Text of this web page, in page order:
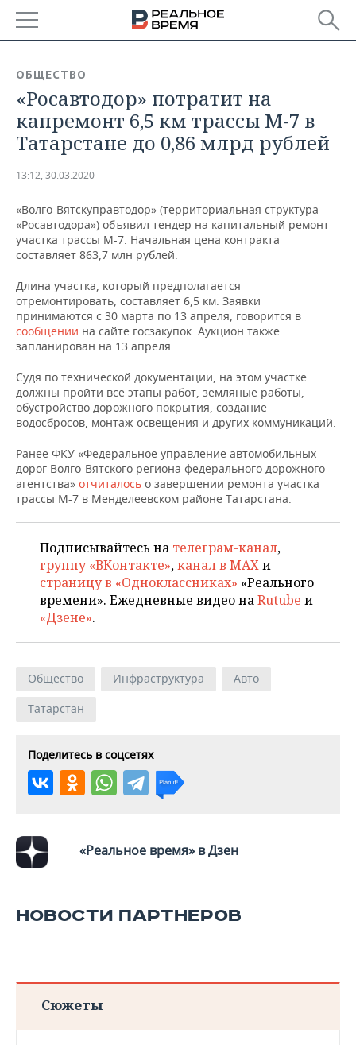
БАШКОРТОСТАН
ТАТАРСТАН
НОВОСТИ
АНАЛИТИКА
ДЕКЛАРАЦИИ О ДОХОДАХ
КОРОЛИ ГОСЗАКАЗА ПФО
КОМУ ПРИНАДЛЕЖАТ
ТОРГОВЫЕ ЦЕНТРЫ
ТАТАРСТАНА
НОВОСТИ ЭКОНОМИКИ
ФИНАНСЫ
БЮДЖЕТ
ИНВЕСТИЦИИ
ПРОМЫШЛЕННОСТЬ
НОВОСТИ
ПРОМЫШЛЕННОСТИ
АГРОПРОМ
МАШИНОСТРОЕНИЕ
НЕФТЬ
ЭНЕРГЕТИКА
НЕДВИЖИМОСТЬ
НОВОСТИ АВТО
БИЗНЕС
НОВОСТИ БИЗНЕСА
РОЗНИЧНАЯ ТОРГОВЛЯ
ТРАНСПОРТ
УСЛУГИ
ТЕХНОЛОГИИ
НОВОСТИ ТЕХНОЛОГИЙ
IT
МЕДИА
ТЕЛЕКОММУНИКАЦИИ
МЕРОПРИЯТИЯ
НОВОСТИ МЕРОПРИЯТИЙ
ВЫЕЗДНАЯ РЕДАКЦИЯ
БИЗНЕС-БРАНЧИ
ОТКРЫТАЯ ЛЕКЦИЯ
СПОРТ
НОВОСТИ СПОРТА
ФУТБОЛ
БАСКЕТБОЛ
ВОЛЕЙБОЛ
КИБЕРСПОРТ
ФИГУРНОЕ КАТАНИЕ
ВОДНЫЕ ВИДЫ СПОРТА
ХОККЕЙ С МЯЧОМ
ОБЩЕСТВО
НОВОСТИ ОБЩЕСТВА
ИНФРАСТРУКТУРА
ИСТОРИЯ
КУЛЬТУРА
МЕДИЦИНА
ОБРАЗОВАНИЕ
ПРОИСШЕСТВИЯ
ФОТОГАЛЕРЕЯ
СПРАВОЧНИК
СПИСОК ПЕРСОН
СПИСОК КОМПАНИЙ
ПОЛНАЯ ВЕРСИЯ
ОБЩЕСТВО
«Росавтодор» потратит на
капремонт 6,5 км трассы М-7 в
Татарстане до 0,86 млрд рублей
13:12, 30.03.2020
«Волго-Вятскуправтодор» (территориальная структура
«Росавтодора») объявил тендер на капитальный ремонт
участка трассы М-7. Начальная цена контракта
составляет 863,7 млн рублей.
Длина участка, который предполагается
отремонтировать, составляет 6,5 км. Заявки
принимаются с 30 марта по 13 апреля, говорится в
сообщении на сайте госзакупок. Аукцион также
запланирован на 13 апреля.
Судя по технической документации, на этом участке
должны пройти все этапы работ, земляные работы,
обустройство дорожного покрытия, создание
водосбросов, монтаж освещения и других коммуникаций.
Ранее ФКУ «Федеральное управление автомобильных
дорог Волго-Вятского региона федерального дорожного
агентства» отчиталось о завершении ремонта участка
трассы М-7 в Менделеевском районе Татарстана.
Подписывайтесь на телеграм-канал,
группу «ВКонтакте»,канал в MAXи
страницу в «Одноклассниках» «Реального
времени». Ежедневные видео наRutube и
«Дзене».
Общество Инфраструктура
Авто
Татарстан
Поделитесь в соцсетях
«Реальное время» в Дзен
НОВОСТИ ПАРТНЕРОВ
Сюжеты